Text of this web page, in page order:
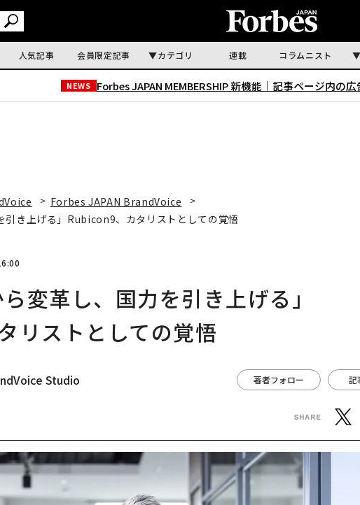
人気記事 会員限定記事 カテゴリ 連載 コラムニスト
NEWS Forbes JAPAN MEMBERSHIP 新機能｜ 記事ページ内の
Forbes JAPAN BrandVoice
引き上げる」Rubicon9、カタリストとしての覚悟
変革し、国力を引き上げる」
リストとしての覚悟
Studio 著者フォロー 記